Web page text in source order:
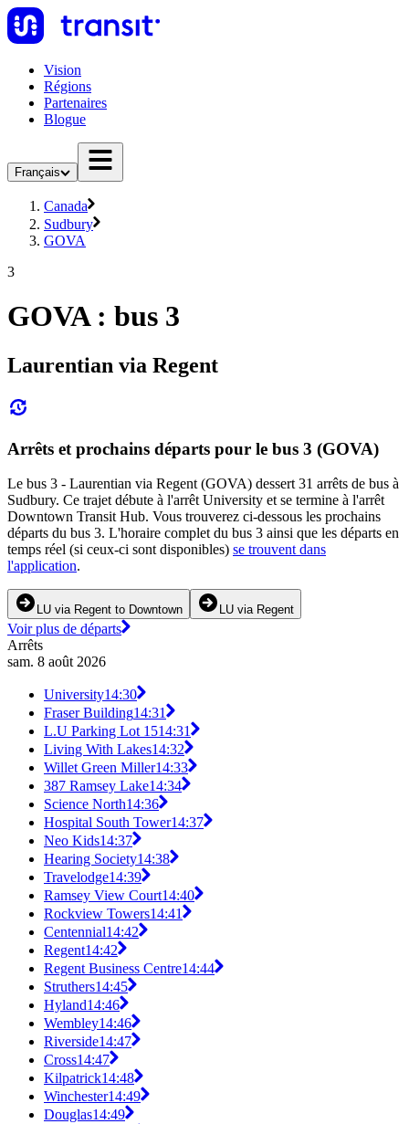
Vision
Régions
Partenaires
Blogue
Français
Canada
Sudbury
GOVA
3
GOVA : bus 3
Laurentian via Regent
Arrêts et prochains départs pour le bus 3 (GOVA)
Le bus 3 - Laurentian via Regent (GOVA) dessert 31 arrêts de bus à
Sudbury. Ce trajet débute à l'arrêt University et se termine à l'arrêt
Downtown Transit Hub. Vous trouverez ci-dessous les prochains
départs du bus 3. L'horaire complet du bus 3 ainsi que les départs en
temps réel (si ceux-ci sont disponibles) se trouvent dans
l'application.
LU via Regent to Downtown LU via Regent
Voir plus de départs
Arrêts
sam. 8 août 2026
University14:30
Fraser Building14:31
L.U Parking Lot 1514:31
Living With Lakes14:32
Willet Green Miller14:33
387 Ramsey Lake14:34
Science North14:36
Hospital South Tower14:37
Neo Kids14:37
Hearing Society14:38
Travelodge14:39
Ramsey View Court14:40
Rockview Towers14:41
Centennial14:42
Regent14:42
Regent Business Centre14:44
Struthers14:45
Hyland14:46
Wembley14:46
Riverside14:47
Cross14:47
Kilpatrick14:48
Winchester14:49
Douglas14:49